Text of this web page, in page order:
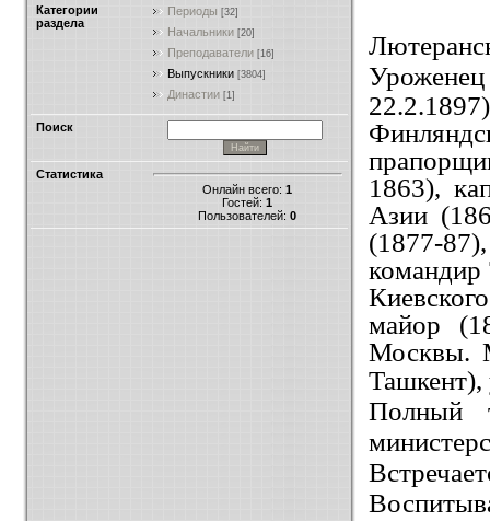
Категории
раздела
Периоды [32]
Начальники [20]
Преподаватели [16]
Выпускники [3804]
Династии [1]
Поиск
Статистика
Онлайн всего: 1
Гостей: 1
Пользователей: 0
Уроженец
1863),
Азии
(1877-
командир
майор
Москвы.
Полный